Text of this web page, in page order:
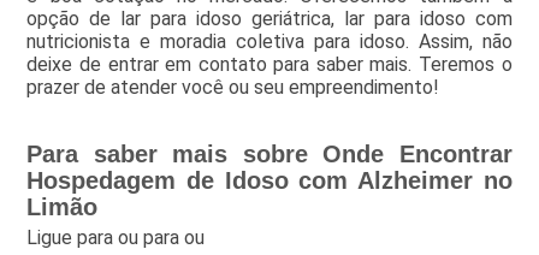
opção de lar para idoso geriátrica, lar para idoso com
nutricionista e moradia coletiva para idoso. Assim, não
deixe de entrar em contato para saber mais. Teremos o
prazer de atender você ou seu empreendimento!
Para saber mais sobre Onde Encontrar
Hospedagem de Idoso com Alzheimer no
Limão
Ligue paraou paraou